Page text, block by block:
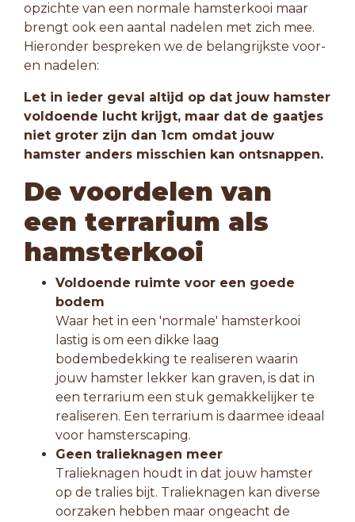
opzichte van een normale hamsterkooi maar
brengt ook een aantal nadelen met zich mee.
Hieronder bespreken we de belangrijkste voor-
en nadelen:
Let in ieder geval altijd op dat jouw hamster
voldoende lucht krijgt, maar dat de gaatjes
niet groter zijn dan 1cm omdat jouw
hamster anders misschien kan ontsnappen.
De voordelen van
een terrarium als
hamsterkooi
Voldoende ruimte voor een goede
bodem
Waar het in een 'normale' hamsterkooi
lastig is om een dikke laag
bodembedekking te realiseren waarin
jouw hamster lekker kan graven, is dat in
een terrarium een stuk gemakkelijker te
realiseren. Een terrarium is daarmee ideaal
voor hamsterscaping.
Geen tralieknagen meer
Tralieknagen houdt in dat jouw hamster
op de tralies bijt. Tralieknagen kan diverse
oorzaken hebben maar ongeacht de